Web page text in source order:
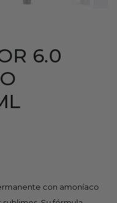
6.0
con amoníaco